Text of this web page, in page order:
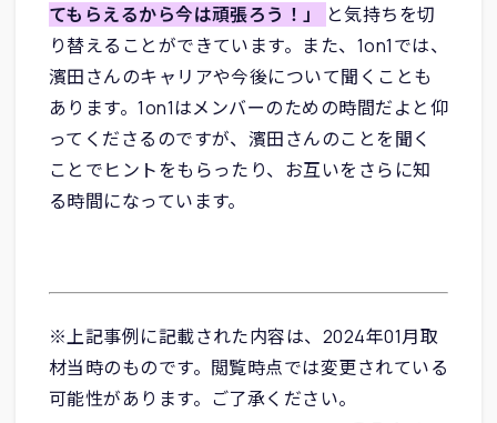
てもらえるから今は頑張ろう！」
と気持ちを切
り替えることができています。また、1on1では、
濱田さんのキャリアや今後について聞くことも
あります。1on1はメンバーのための時間だよと仰
ってくださるのですが、濱田さんのことを聞く
ことでヒントをもらったり、お互いをさらに知
る時間になっています。
※上記事例に記載された内容は、2024年01月取
材当時のものです。閲覧時点では変更されている
可能性があります。ご了承ください。